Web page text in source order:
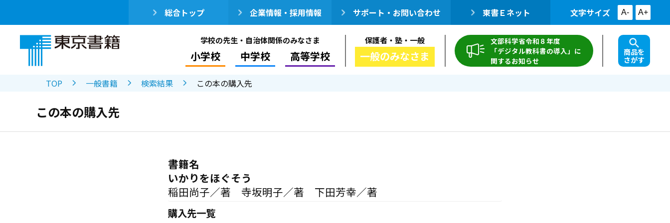
総合トップ 企業情報・採用情報 サポート・お問い合わせ 東書Ｅネット 文字サイズ A- A+
学校の先生・自治体関係のみなさま
小学校 中学校 高等学校
保護者・塾・一般
一般のみなさま
文部科学省令和８年度
「デジタル教科書の導入」に
関するお知らせ
商品を
さがす
TOP 一般書籍 検索結果 この本の購入先
この本の購入先
書籍名
いかりをほぐそう
稲田尚子／著 寺坂明子／著 下田芳幸／著
購入先一覧